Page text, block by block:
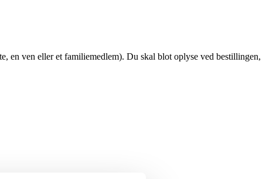
en ven eller et familiemedlem). Du skal blot oplyse ved bestillingen,